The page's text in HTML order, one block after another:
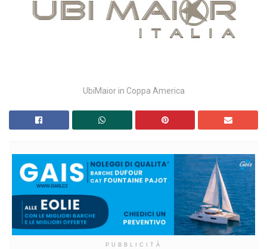
UbiMaior in Coppa America
PUBBLICITÀ